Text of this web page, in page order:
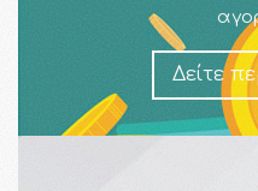
Δείτε